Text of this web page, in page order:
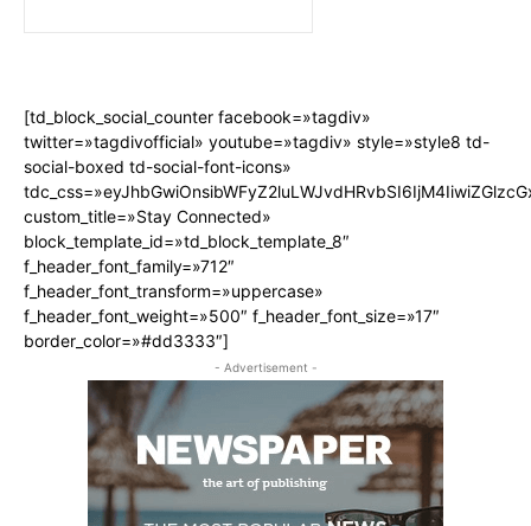
[td_block_social_counter facebook=»tagdiv»
twitter=»tagdivofficial» youtube=»tagdiv» style=»style8 td-
social-boxed td-social-font-icons»
custom_title=»Stay Connected»
block_template_id=»td_block_template_8″
f_header_font_family=»712″
f_header_font_transform=»uppercase»
f_header_font_weight=»500″ f_header_font_size=»17″
border_color=»#dd3333″]
- Advertisement -